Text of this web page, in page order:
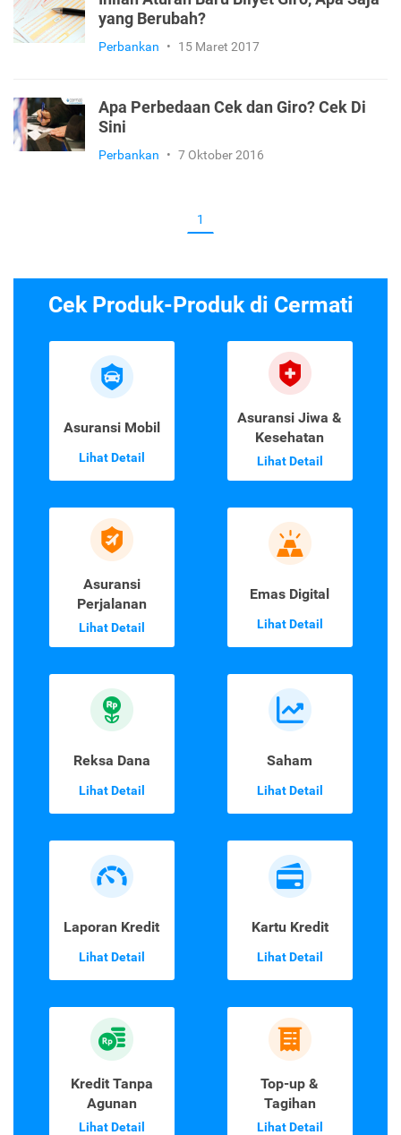
yang Berubah?
Perbankan • 15 Maret 2017
Apa Perbedaan Cek dan Giro? Cek Di
Sini
Perbankan • 7 Oktober 2016
1
Cek Produk-Produk di Cermati
Asuransi Mobil
Lihat Detail
Asuransi Jiwa &
Kesehatan
Lihat Detail
Asuransi
Perjalanan
Lihat Detail
Emas Digital
Lihat Detail
Reksa Dana
Lihat Detail
Saham
Lihat Detail
Laporan Kredit
Lihat Detail
Kartu Kredit
Lihat Detail
Kredit Tanpa
Agunan
Lihat Detail
Top-up &
Tagihan
Lihat Detail